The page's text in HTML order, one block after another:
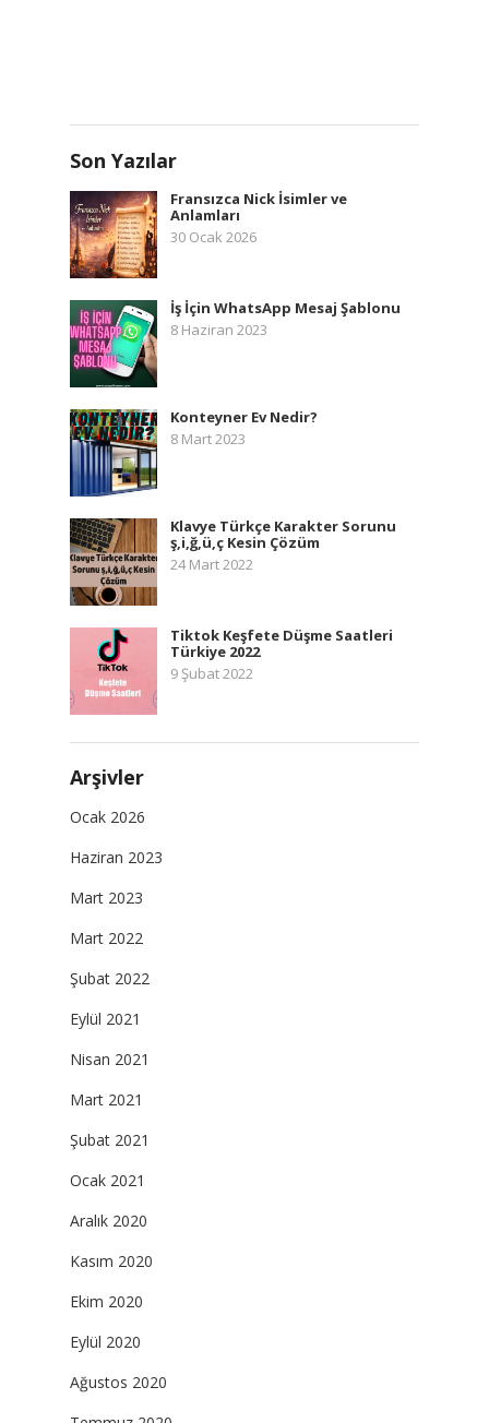
Son Yazılar
Fransızca Nick İsimler ve
Anlamları
30 Ocak 2026
İş İçin WhatsApp Mesaj Şablonu
8 Haziran 2023
Konteyner Ev Nedir?
8 Mart 2023
Klavye Türkçe Karakter Sorunu
ş,i,ğ,ü,ç Kesin Çözüm
24 Mart 2022
Tiktok Keşfete Düşme Saatleri
Türkiye 2022
9 Şubat 2022
Arşivler
Ocak 2026
Haziran 2023
Mart 2023
Mart 2022
Şubat 2022
Eylül 2021
Nisan 2021
Mart 2021
Şubat 2021
Ocak 2021
Aralık 2020
Kasım 2020
Ekim 2020
Eylül 2020
Ağustos 2020